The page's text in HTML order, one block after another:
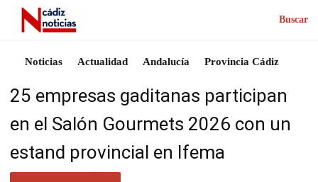
Buscar
Noticias Actualidad Andalucía Provincia Cádiz
25 empresas gaditanas participan
en el Salón Gourmets 2026 con un
estand provincial en Ifema